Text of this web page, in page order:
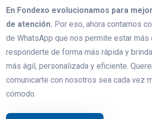
En Fondexo evolucionamos para
de atención. Por eso, ahora contamos
de WhatsApp que nos permite estar más
responderte de forma más rápida y
más ágil, personalizada y eficiente.
comunicarte con nosotros sea cada vez
cómodo.